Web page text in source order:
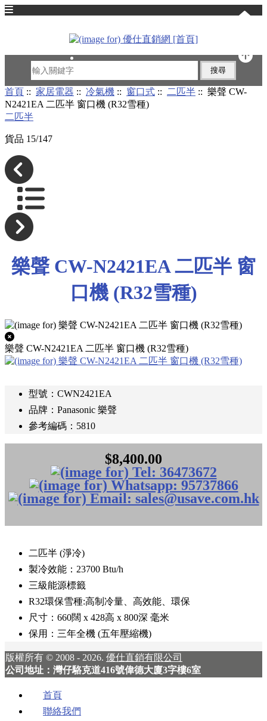
首頁 :: 家居電器 :: 冷氣機 :: 窗口式 :: 二匹半 :: 樂聲 CW-
N2421EA 二匹半 窗口機 (R32雪種)
二匹半
貨品 15/147
樂聲 CW-N2421EA 二匹半 窗
口機 (R32雪種)
樂聲 CW-N2421EA 二匹半 窗口機 (R32雪種)
型號：CWN2421EA
品牌：Panasonic 樂聲
參考編碼：5810
$8,400.00
二匹半 (淨冷)
製冷效能：23700 Btu/h
三級能源標籤
R32環保雪種:高制冷量、高效能、環保
尺寸：660闊 x 428高 x 800深 毫米
保用：三年全機 (五年壓縮機)
版權所有 © 2008 - 2026. 優仕直銷有限公司
公司地址：灣仔駱克道416號偉德大廈3字樓6室
首頁
聯絡我們